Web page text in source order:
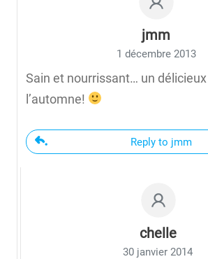
jmm
1 décembre 2013
Sain et nourrissant… un
l’automne!
Reply to jmm
chelle
30 janvier 2014